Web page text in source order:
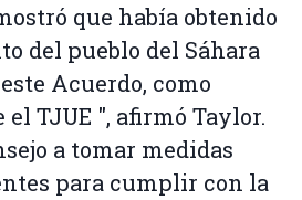
que había obtenido
del pueblo del Sáhara
Acuerdo, como
TJUE ", afirmó Taylor.
a tomar medidas
para cumplir con la